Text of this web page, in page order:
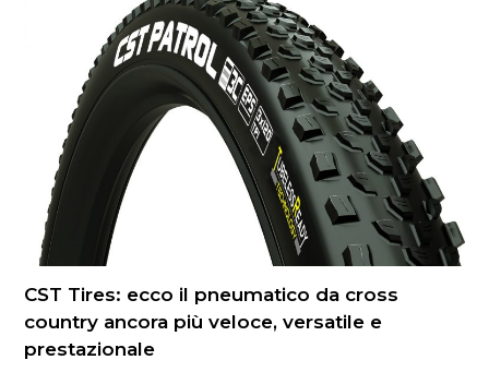
CST Tires: ecco il pneumatico da cross
country ancora più veloce, versatile e
prestazionale